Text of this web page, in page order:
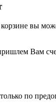
вы
Вам
по